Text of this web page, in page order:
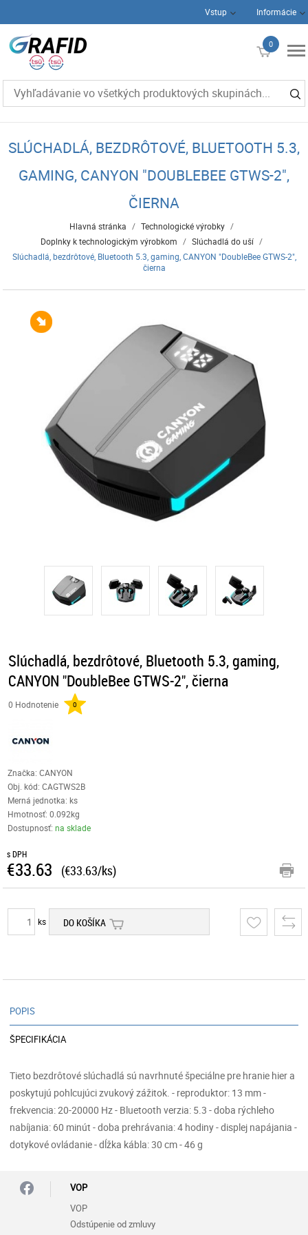
Vstup Informácie
0
€0
SLÚCHADLÁ, BEZDRÔTOVÉ, BLUETOOTH 5.3,
GAMING, CANYON "DOUBLEBEE GTWS-2",
ČIERNA
Hlavná stránka / Technologické výrobky /
Doplnky k technologickým výrobkom / Slúchadlá do uší /
Slúchadlá, bezdrôtové, Bluetooth 5.3, gaming, CANYON "DoubleBee GTWS-2",
čierna
Slúchadlá, bezdrôtové, Bluetooth 5.3, gaming,
CANYON "DoubleBee GTWS-2", čierna
0 Hodnotenie 0
Značka: CANYON
Obj. kód:CAGTWS2B
Merná jednotka: ks
Hmotnosť: 0.092kg
Dostupnosť:na sklade
s DPH
€33.63 (€33.63/ks)
ks DO KOŠÍKA
POPIS
ŠPECIFIKÁCIA
Tieto bezdrôtové slúchadlá sú navrhnuté špeciálne pre hranie hier a
poskytujú pohlcujúci zvukový zážitok. - reproduktor: 13 mm -
frekvencia: 20-20000 Hz - Bluetooth verzia: 5.3 - doba rýchleho
nabíjania: 60 minút - doba prehrávania: 4 hodiny - displej napájania -
dotykové ovládanie - dĺžka kábla: 30 cm - 46 g
VOP
VOP
Odstúpenie od zmluvy